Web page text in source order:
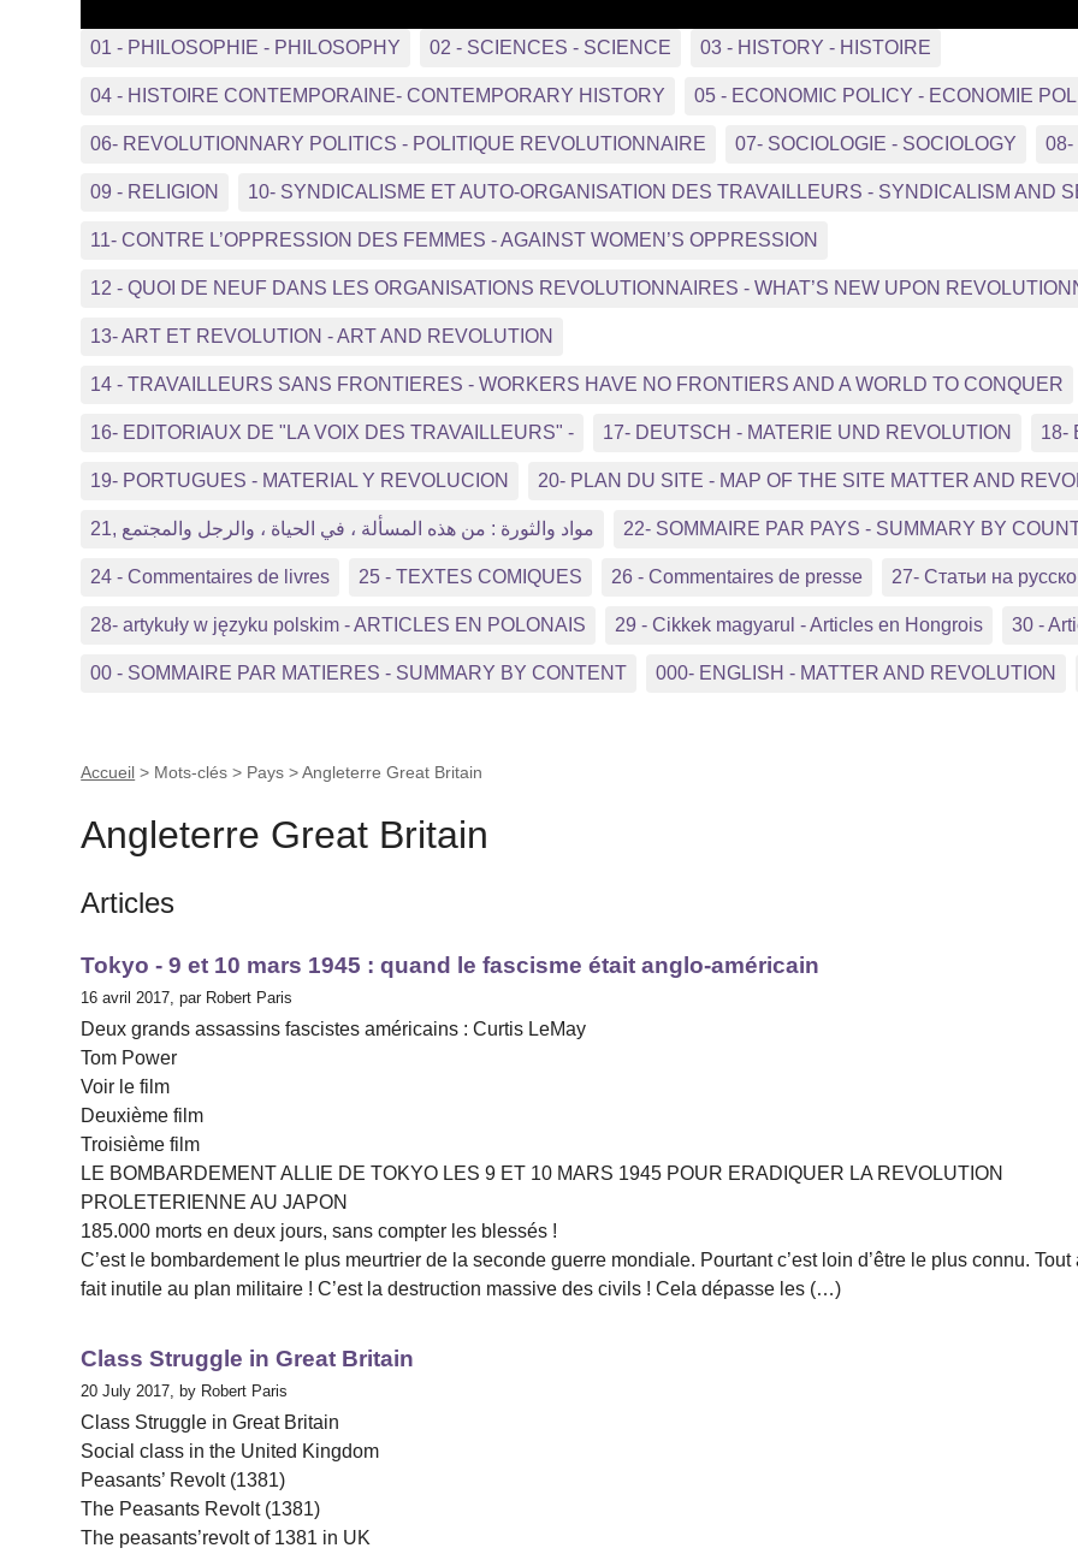
01 - PHILOSOPHIE - PHILOSOPHY 02 - SCIENCES - SCIENCE 03 - HISTORY - HISTOIRE
04 - HISTOIRE CONTEMPORAINE- CONTEMPORARY HISTORY 05 - ECONOMIC POLICY - ECONOMIE
06- REVOLUTIONNARY POLITICS - POLITIQUE REVOLUTIONNAIRE 07- SOCIOLOGIE - SOCIOLOGY 08-
09 - RELIGION 10- SYNDICALISME ET AUTO-ORGANISATION DES TRAVAILLEURS - SYNDICALISM AND
11- CONTRE L’OPPRESSION DES FEMMES - AGAINST WOMEN’S OPPRESSION
12 - QUOI DE NEUF DANS LES ORGANISATIONS REVOLUTIONNAIRES - WHAT’S NEW UPON
13- ART ET REVOLUTION - ART AND REVOLUTION
14 - TRAVAILLEURS SANS FRONTIERES - WORKERS HAVE NO FRONTIERS AND A WORLD TO CONQUER
16- EDITORIAUX DE "LA VOIX DES TRAVAILLEURS" - 17- DEUTSCH - MATERIE UND REVOLUTION 18-
19- PORTUGUES - MATERIAL Y REVOLUCION 20- PLAN DU SITE - MAP OF THE SITE MATTER AND
21, مواد والثورة : من هذه المسألة ، في الحياة ، والرجل والمجتمع 22- SOMMAIRE PAR PAYS - SUMMARY BY
24 - Commentaires de livres 25 - TEXTES COMIQUES 26 - Commentaires de presse 27- Статьи на
28- artykuły w języku polskim - ARTICLES EN POLONAIS 29 - Cikkek magyarul - Articles en Hongrois 30 -
00 - SOMMAIRE PAR MATIERES - SUMMARY BY CONTENT 000- ENGLISH - MATTER AND REVOLUTION
Accueil > Mots-clés > Pays >Angleterre Great Britain
Angleterre Great Britain
Articles
Tokyo - 9 et 10 mars 1945 : quand le fascisme était anglo-américain
16 avril 2017, par Robert Paris
Deux grands assassins fascistes américains : Curtis LeMay
Tom Power
Voir le film
Deuxième film
Troisième film
LE BOMBARDEMENT ALLIE DE TOKYO LES 9 ET 10 MARS 1945 POUR ERADIQUER LA REVOLUTION
PROLETERIENNE AU JAPON
185.000 morts en deux jours, sans compter les blessés !
C’est le bombardement le plus meurtrier de la seconde guerre mondiale. Pourtant c’est loin d’être le plus connu. Tout
fait inutile au plan militaire ! C’est la destruction massive des civils ! Cela dépasse les (…)
Class Struggle in Great Britain
20 July 2017, by Robert Paris
Class Struggle in Great Britain
Social class in the United Kingdom
Peasants’ Revolt (1381)
The Peasants Revolt (1381)
The peasants’revolt of 1381 in UK